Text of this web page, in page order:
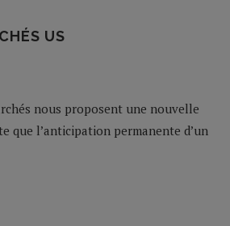
US
nous proposent une nouvelle
que l’anticipation permanente d’un